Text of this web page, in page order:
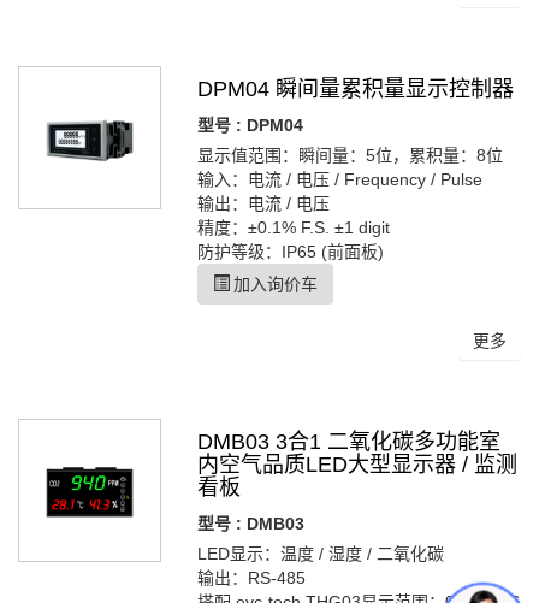
DPM04 瞬间量累积量显示控制器
型号 : DPM04
显示值范围：瞬间量：5位，累积量：8位
输入：电流 / 电压 / Frequency / Pulse
输出：电流 / 电压
精度：±0.1% F.S. ±1 digit
防护等级：IP65 (前面板)
加入询价车
更多
DMB03 3合1 二氧化碳多功能室
内空气品质LED大型显示器 / 监测
看板
型号 : DMB03
LED显示：温度 / 湿度 / 二氧化碳
输出：RS-485